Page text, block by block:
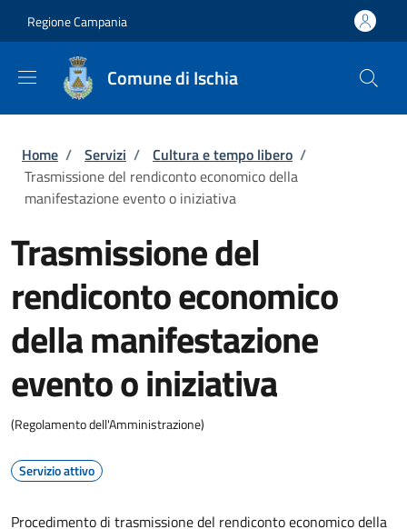
Regione Campania
Comune di Ischia
Briciole di pane
Home / Servizi / Cultura e tempo libero /
Trasmissione del rendiconto economico della
manifestazione evento o iniziativa
Trasmissione del
rendiconto economico
della manifestazione
evento o iniziativa
(Regolamento dell'Amministrazione)
Servizio attivo
Procedimento di trasmissione del rendiconto economico della